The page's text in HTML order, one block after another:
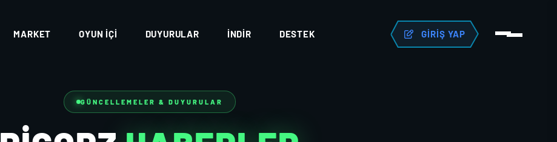
MARKET OYUN İÇI DUYURULAR İNDIR DESTEK GIRIŞ YAP
GÜNCELLEMELER & DUYURULAR